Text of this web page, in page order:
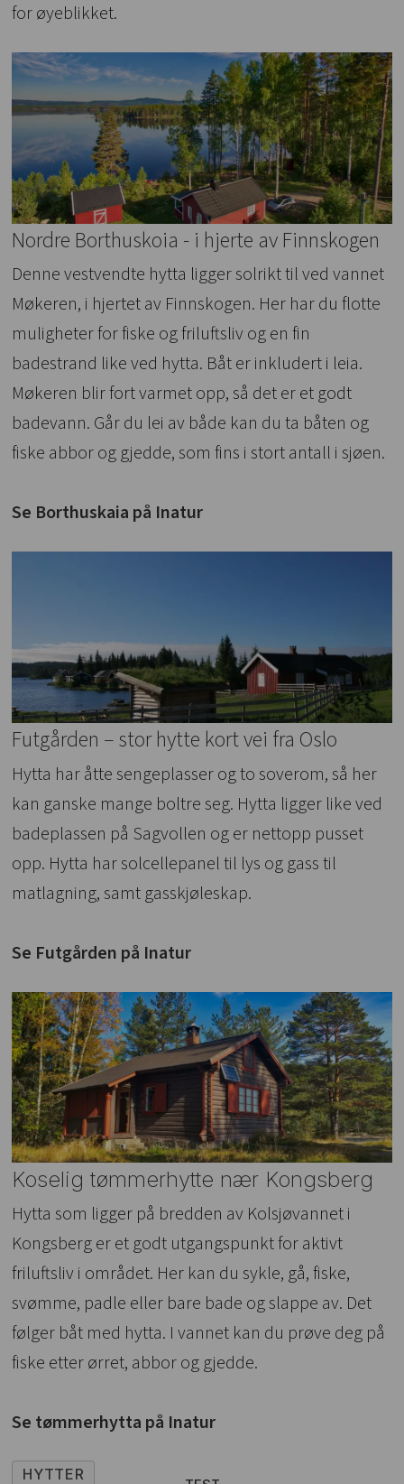
for øyeblikket.
Nordre Borthuskoia - i hjerte av Finnskogen
Denne vestvendte hytta ligger solrikt til ved vannet
Møkeren, i hjertet av Finnskogen. Her har du flotte
muligheter for fiske og friluftsliv og en fin
badestrand like ved hytta. Båt er inkludert i leia.
Møkeren blir fort varmet opp, så det er et godt
badevann. Går du lei av både kan du ta båten og
fiske abbor og gjedde, som fins i stort antall i sjøen.
Se Borthuskaia på Inatur
Futgården – stor hytte kort vei fra Oslo
Hytta har åtte sengeplasser og to soverom, så her
kan ganske mange boltre seg. Hytta ligger like ved
badeplassen på Sagvollen og er nettopp pusset
opp. Hytta har solcellepanel til lys og gass til
matlagning, samt gasskjøleskap.
Se Futgården på Inatur
Koselig tømmerhytte nær Kongsberg
Hytta som ligger på bredden av Kolsjøvannet i
Kongsberg er et godt utgangspunkt for aktivt
friluftsliv i området. Her kan du sykle, gå, fiske,
svømme, padle eller bare bade og slappe av. Det
følger båt med hytta. I vannet kan du prøve deg på
fiske etter ørret, abbor og gjedde.
Se tømmerhytta på Inatur
HYTTER